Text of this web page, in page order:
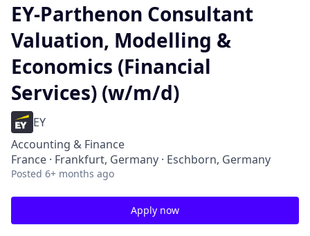
EY-Parthenon Consultant
Valuation, Modelling &
Economics (Financial
Services) (w/m/d)
EY
Accounting & Finance
France · Frankfurt, Germany · Eschborn, Germany
Posted 6+ months ago
Apply now